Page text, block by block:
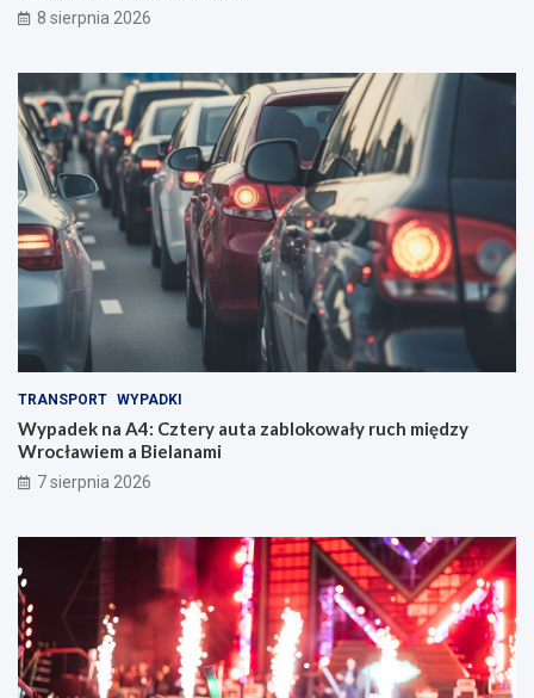
8 sierpnia 2026
TRANSPORT WYPADKI
Wypadek na A4: Cztery auta zablokowały ruch między
Wrocławiem a Bielanami
7 sierpnia 2026